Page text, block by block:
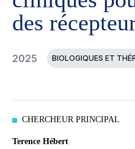
des
2025 BIOLOGIQUES ET
CHERCHEUR PRINCIPAL
Terence Hébert